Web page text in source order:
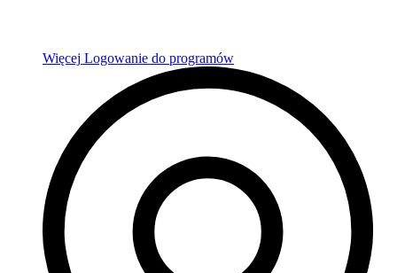
Więcej Logowanie do programów